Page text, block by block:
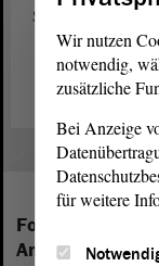
Sachsen-Anhalt.
Zum
Folgende
Anhalt
Wir nutzen
notwendig,
zusätzliche
Bei Anzeige
für weitere